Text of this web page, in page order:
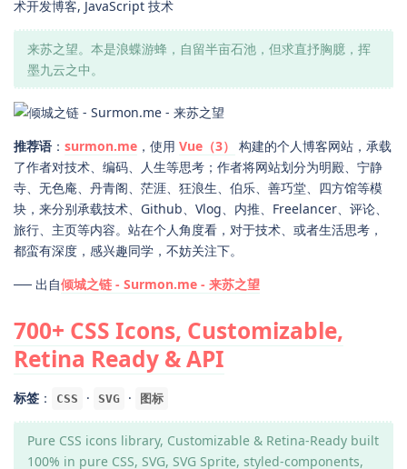
术开发博客, JavaScript 技术
来苏之望。本是浪蝶游蜂，自留半亩石池，但求直抒胸臆，挥
墨九云之中。
推荐语 ： surmon.me ，使用 Vue（3）
构建的个人博客网站，承载
了作者对技术、编码、人生等思考；作者将网站划分为明殿、宁静
寺、无色庵、丹青阁、茫涯、狂浪生、伯乐、善巧堂、四方馆等模
块，来分别承载技术、Github、Vlog、内推、Freelancer、评论、
旅行、主页等内容。站在个人角度看，对于技术、或者生活思考，
都蛮有深度，感兴趣同学，不妨关注下。
── 出自倾城之链 - Surmon.me - 来苏之望
700+ CSS Icons, Customizable,
Retina Ready & API
标签 ： CSS · SVG · 图标
Pure CSS icons library, Customizable & Retina-Ready built
100% in pure CSS, SVG, SVG Sprite, styled-components,